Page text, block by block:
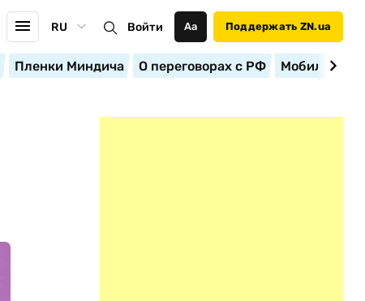
RU Войти Аа Поддержать ZN.ua
Пленки Миндича О переговорах с РФ